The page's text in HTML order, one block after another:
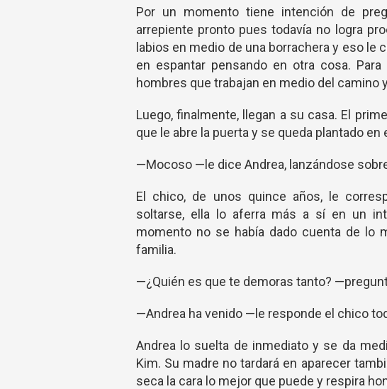
Por un momento tiene intención de
arrepiente pronto pues todavía no logra
labios en medio de una borrachera y eso le
en espantar pensando en otra cosa.
hombres que trabajan en medio del camino
Luego, finalmente, llegan a su casa. El
que le abre la puerta y se queda plantado
—Mocoso —le dice Andrea, lanzándose
El chico, de unos quince años, le
soltarse, ella lo aferra más a sí en un
momento no se había dado cuenta de lo
familia.
—¿Quién es que te demoras tanto?
—Andrea ha venido —le responde el chico
Andrea lo suelta de inmediato y se da
Kim. Su madre no tardará en aparecer
seca la cara lo mejor que puede y respira